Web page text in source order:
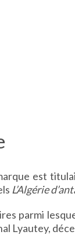
est
L’Algérie
parmi
Lyautey,